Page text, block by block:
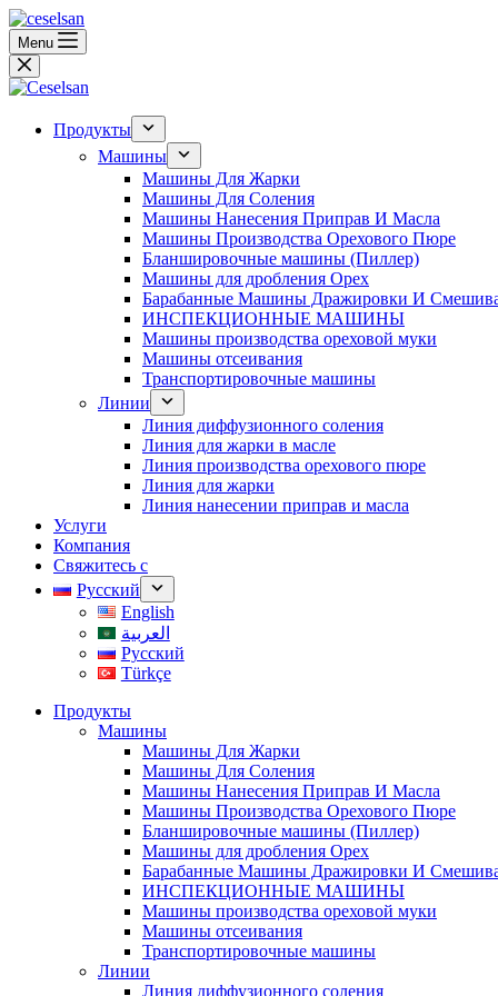
Перейти
к
сути
Menu
Продукты
Машины
Машины Для Жарки
Машины Для Соления
Машины Нанесения Приправ И Масла
Машины Производства Орехового Пюре
Бланшировочные машины (Пиллер)
Машины для дробления Oрех
Барабанные Машины Дражировки И
ИНСПЕКЦИОННЫЕ МАШИНЫ
Машины производства ореховой муки
Машины отсеивания
Транспортировочные машины
Линии
Линия диффузионного соления
Линия для жарки в масле
Линия производства орехового пюре
Линия для жарки
Линия нанесении приправ и масла
Услуги
Компания
Свяжитесь с
Русский
English
العربية
Русский
Türkçe
Продукты
Машины
Машины Для Жарки
Машины Для Соления
Машины Нанесения Приправ И Масла
Машины Производства Орехового Пюре
Бланшировочные машины (Пиллер)
Машины для дробления Oрех
Барабанные Машины Дражировки И
ИНСПЕКЦИОННЫЕ МАШИНЫ
Машины производства ореховой муки
Машины отсеивания
Транспортировочные машины
Линии
Линия диффузионного соления